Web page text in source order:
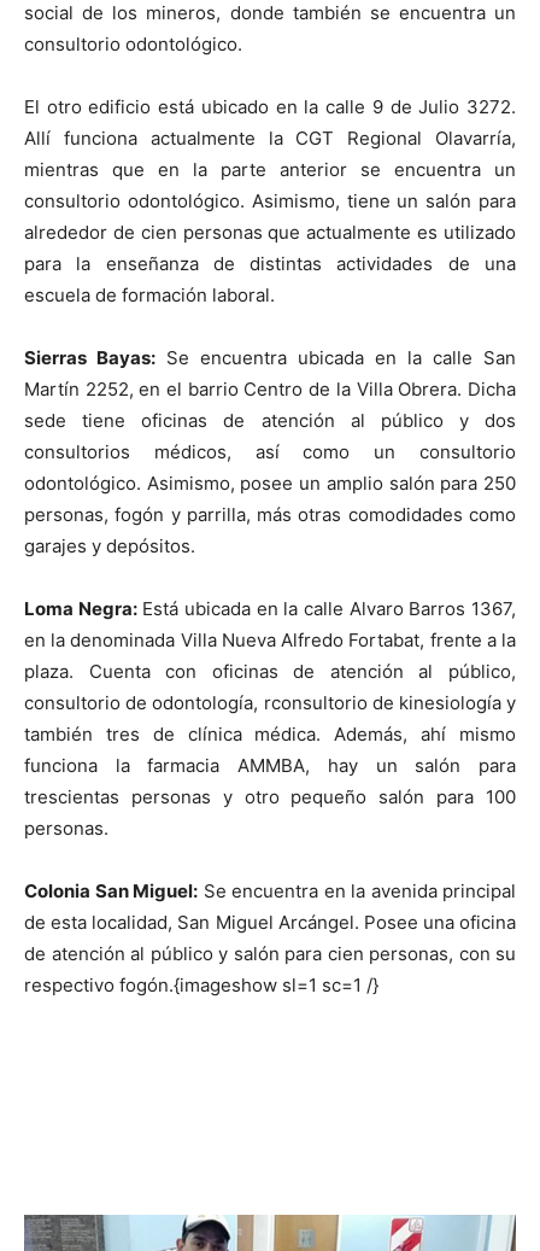
social de los mineros, donde también se encuentra un
consultorio odontológico.
El otro edificio está ubicado en la calle 9 de Julio 3272.
Allí funciona actualmente la CGT Regional Olavarría,
mientras que en la parte anterior se encuentra un
consultorio odontológico. Asimismo, tiene un salón para
alrededor de cien personas que actualmente es utilizado
para la enseñanza de distintas actividades de una
escuela de formación laboral.
Sierras Bayas: Se encuentra ubicada en la calle San
Martín 2252, en el barrio Centro de la Villa Obrera. Dicha
sede tiene oficinas de atención al público y dos
consultorios médicos, así como un consultorio
odontológico. Asimismo, posee un amplio salón para 250
personas, fogón y parrilla, más otras comodidades como
garajes y depósitos.
Loma Negra:Está ubicada en la calle Alvaro Barros 1367,
en la denominada Villa Nueva Alfredo Fortabat, frente a la
plaza. Cuenta con oficinas de atención al público,
consultorio de odontología, rconsultorio de kinesiología y
también tres de clínica médica. Además, ahí mismo
funciona la farmacia AMMBA, hay un salón para
trescientas personas y otro pequeño salón para 100
personas.
Colonia San Miguel: Se encuentra en la avenida principal
de esta localidad, San Miguel Arcángel. Posee una oficina
de atención al público y salón para cien personas, con su
respectivo fogón.{imageshow sl=1 sc=1 /}